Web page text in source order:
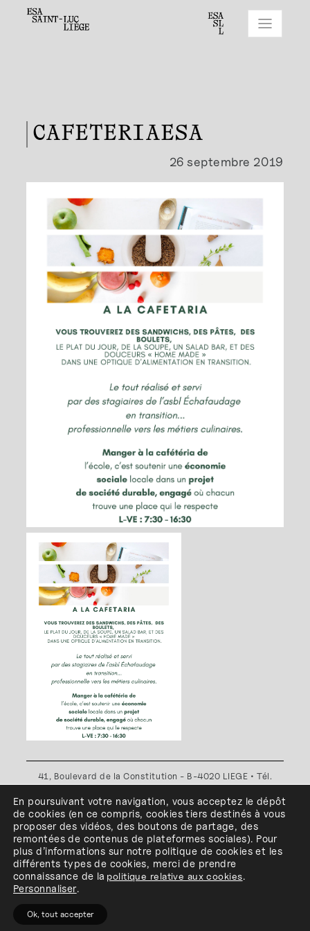
CAFETERIAESA
26 septembre 2019
41, Boulevard de la Constitution - B-4020 LIEGE • Tél.
Plan d'accès•Politique de confidentialité•Politique de
cookies•Conditions générales
l'ESA Saint-Luc Liège est membre du
En poursuivant votre navigation, vous acceptez le dépôt
de cookies (en ce compris, cookiestiers destinés à vous
proposer des vidéos, des boutons de partage, des
remontées de contenus de plateformes sociales). Pour
plus d’informations sur notre politique de cookies et les
différents types de cookies, merci de prendre
connaissance de la politique relative aux cookies.
Personnaliser.
Ok, tout accepter